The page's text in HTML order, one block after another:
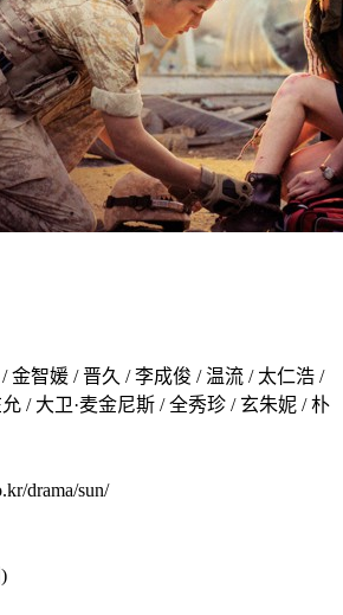
金智媛 / 晋久 / 李成俊 / 温流 / 太仁浩 /
/ 大卫·麦金尼斯 / 全秀珍 / 玄朱妮 / 朴
drama/sun/